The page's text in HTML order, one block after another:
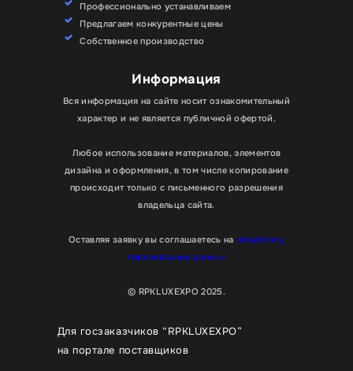
Профессионально устанавливаем
Предлагаем конкурентные цены
Собственное производство
Информация
Вся информация на сайте носит ознакомительный
характер и не является публичной офертой.
Любое использование материалов, элементов
дизайна и оформления, в том числе копирование
происходит только с письменного разрешения
владельца сайта.
Оставляя заявку вы соглашаетесь на обработку
персональных данных
© RPKLUXEXPO 2025.
Для госзаказчиков “RPKLUXEXPO”
на портале поставщиков